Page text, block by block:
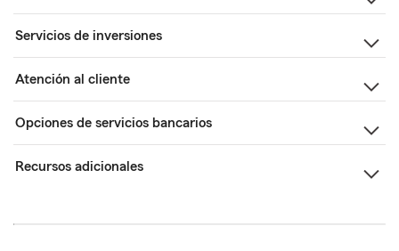
Servicios de inversiones
Atención al cliente
Opciones de servicios bancarios
Recursos adicionales